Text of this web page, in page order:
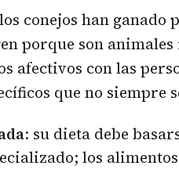
conejos han ganado
porque son
afectivos con las
que no siempre
: su dieta debe
los